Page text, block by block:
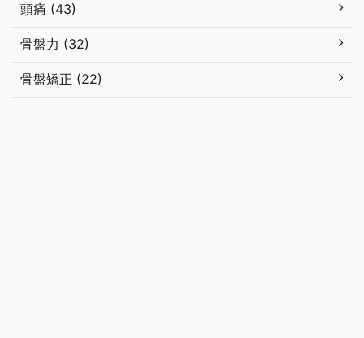
頭痛 (43)
骨盤力 (32)
骨盤矯正 (22)